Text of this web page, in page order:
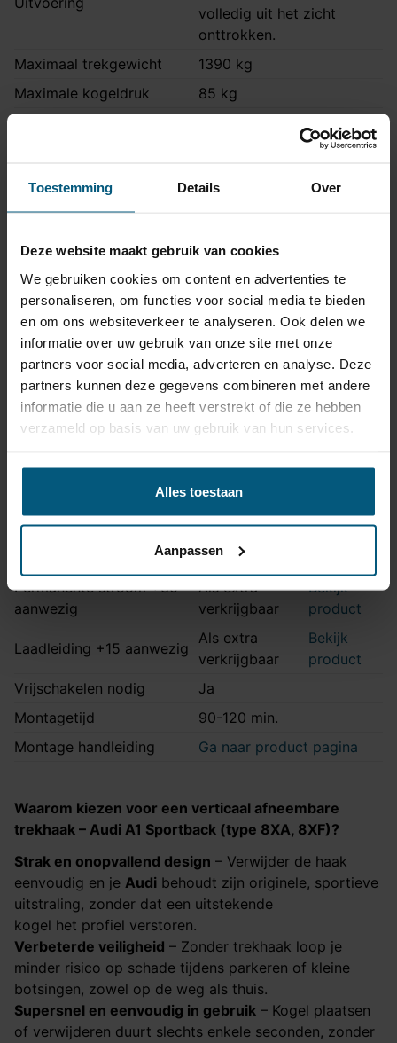
Toestemming Details Over
Deze website maakt gebruik van cookies
We gebruiken cookies om content en advertenties te
personaliseren, om functies voor social media te bieden
en om ons websiteverkeer te analyseren. Ook delen we
informatie over uw gebruik van onze site met onze
partners voor social media, adverteren en analyse. Deze
partners kunnen deze gegevens combineren met andere
informatie die u aan ze heeft verstrekt of die ze hebben
verzameld op basis van uw gebruik van hun services.
Alles toestaan
Aanpassen
volledig uit het zicht
onttrokken.
Maximaal trekgewicht
1390 kg
Maximale kogeldruk
85 kg
Uitsnede zichtbaar
Nee
Montagetijd
Niet voor
Opmerking
Blue GT modellen
Kabelset specificatie
Artikelnummer
JA21010519
Ja
Permanente stroom +30
aanwezig
Als extra
verkrijgbaar
Bekijk
product
Laadleiding +15 aanwezig
Als extra
verkrijgbaar
Bekijk
product
Vrijschakelen nodig
Ja
Montagetijd
90-120 min.
Montage handleiding
Ga naar product pagina
Waarom kiezen voor een verticaal afneembare
trekhaak – Audi A1 Sportback (type 8XA, 8XF)?
Strak en onopvallend design – Verwijder de haak
eenvoudig en je Audi behoudt zijn originele, sportieve
uitstraling, zonder dat een uitstekende
kogel het profiel verstoren.
Verbeterde veiligheid – Zonder trekhaak loop je
minder risico op schade tijdens parkeren of kleine
botsingen, zowel op de weg als thuis.
Supersnel en eenvoudig in gebruik – Kogel plaatsen
of verwijderen duurt slechts enkele seconden, zonder